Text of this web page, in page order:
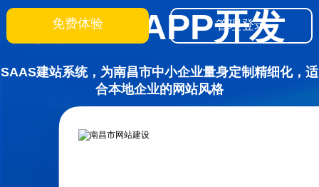
开发、APP开发
SAAS建站系统，为南昌市中小企业量身定制精细化，适
合本地企业的网站风格
免费体验 管理登录